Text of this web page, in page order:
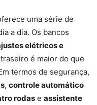
uma série de
a dia. Os bancos
elétricos e
é maior do que
termos de segurança,
, controle automático
rodas e assistente